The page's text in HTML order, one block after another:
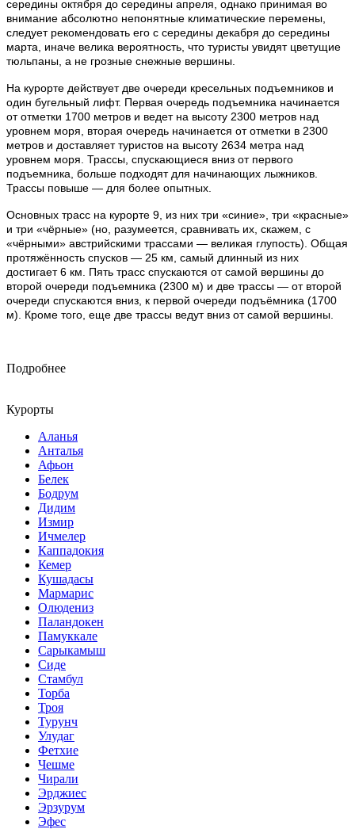
середины октября до середины апреля, однако принимая во
внимание абсолютно непонятные климатические перемены,
следует рекомендовать его с середины декабря до середины
марта, иначе велика вероятность, что туристы увидят цветущие
тюльпаны, а не грозные снежные вершины.
На курорте действует две очереди кресельных подъемников и
один бугельный лифт. Первая очередь подъемника начинается
от отметки 1700 метров и ведет на высоту 2300 метров над
уровнем моря, вторая очередь начинается от отметки в 2300
метров и доставляет туристов на высоту 2634 метра над
уровнем моря. Трассы, спускающиеся вниз от первого
подъемника, больше подходят для начинающих лыжников.
Трассы повыше — для более опытных.
Основных трасс на курорте 9, из них три «синие», три «красные»
и три «чёрные» (но, разумеется, сравнивать их, скажем, с
«чёрными» австрийскими трассами — великая глупость). Общая
протяжённость спусков — 25 км, самый длинный из них
достигает 6 км. Пять трасс спускаются от самой вершины до
второй очереди подъемника (2300 м) и две трассы — от второй
очереди спускаются вниз, к первой очереди подъёмника (1700
м). Кроме того, еще две трассы ведут вниз от самой вершины.
Подробнее
Курорты
Аланья
Анталья
Афьон
Белек
Бодрум
Дидим
Измир
Ичмелер
Каппадокия
Кемер
Кушадасы
Мармарис
Олюдениз
Паландокен
Памуккале
Сарыкамыш
Сиде
Стамбул
Торба
Троя
Турунч
Улудаг
Фетхие
Чешме
Чирали
Эрджиес
Эрзурум
Эфес